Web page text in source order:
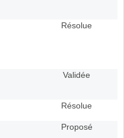
Résolue
Validée
Résolue
Proposé